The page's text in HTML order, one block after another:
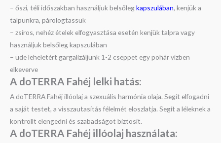
– őszi, téli időszakban használjuk belsőlegkapszulában, kenjük a
talpunkra, párologtassuk
– zsíros, nehéz ételek elfogyasztása esetén kenjük talpra vagy
használjuk belsőleg kapszulában
– üde leheletért gargalizáljunk 1-2 cseppet egy pohár vízben
elkeverve
A doTERRA Fahéj lelki hatás:
A doTERRA Fahéj illóolaj a szexuális harmónia olaja. Segít elfogadni
a saját testet, a visszautasítás félelmét eloszlatja. Segít a léleknek a
kontrollt elengedni és szabadságot biztosít.
A doTERRA Fahéj illóolaj használata: